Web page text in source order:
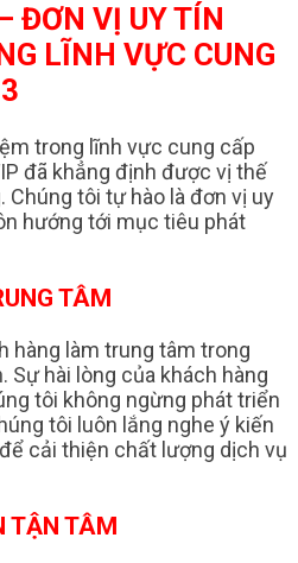
ĐƠN VỊ UY TÍN
LĨNH VỰC CUNG
trong lĩnh vực cung cấp
đã khẳng định được vị thế
tôi tự hào là đơn vị uy
hướng tới mục tiêu phát
TÂM
hàng làm trung tâm trong
Sự hài lòng của khách hàng
tôi không ngừng phát triển
tôi luôn lắng nghe ý kiến
cải thiện chất lượng dịch vụ
TẬN TÂM